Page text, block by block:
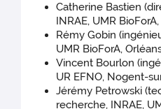
Catherine Bastien
INRAE, UMR
Rémy Gobin
UMR BioForA,
Vincent Bourlon
UR EFNO, Nogent-
Jérémy Petrowski
recherche, INRAE,